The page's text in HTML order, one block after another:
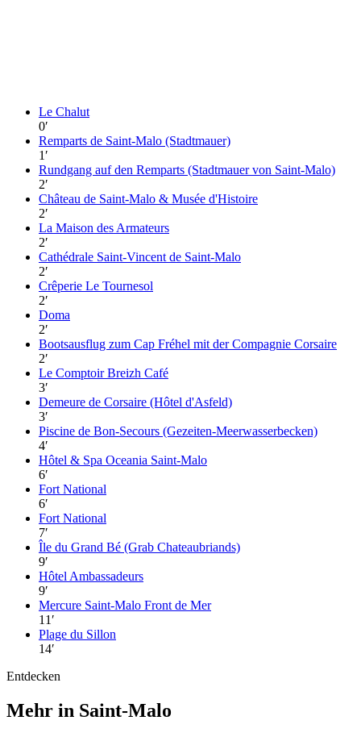
Le Chalut
0′
Remparts de Saint-Malo (Stadtmauer)
1′
Rundgang auf den Remparts (Stadtmauer von Saint-Malo)
2′
Château de Saint-Malo & Musée d'Histoire
2′
La Maison des Armateurs
2′
Cathédrale Saint-Vincent de Saint-Malo
2′
Crêperie Le Tournesol
2′
Doma
2′
Bootsausflug zum Cap Fréhel mit der Compagnie Corsaire
2′
Le Comptoir Breizh Café
3′
Demeure de Corsaire (Hôtel d'Asfeld)
3′
Piscine de Bon-Secours (Gezeiten-Meerwasserbecken)
4′
Hôtel & Spa Oceania Saint-Malo
6′
Fort National
6′
Fort National
7′
Île du Grand Bé (Grab Chateaubriands)
9′
Hôtel Ambassadeurs
9′
Mercure Saint-Malo Front de Mer
11′
Plage du Sillon
14′
Entdecken
Mehr in Saint-Malo